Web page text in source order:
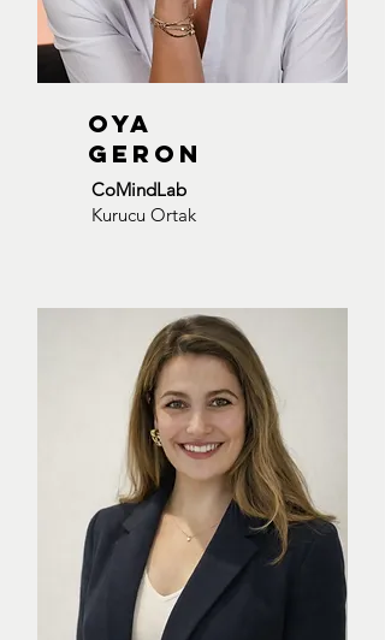
OYA
GERON
CoMindLab
Kurucu Ortak